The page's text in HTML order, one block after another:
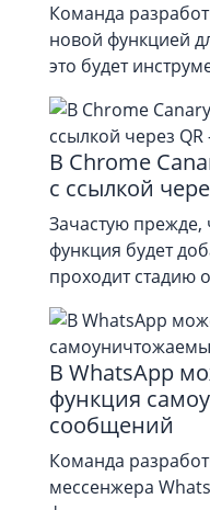
Команда
новой функцией
это будет
В Chrome
с ссылкой
Зачастую прежде,
функция будет
проходит стадию
В WhatsApp
функция
сообщений
Команда
мессенжера